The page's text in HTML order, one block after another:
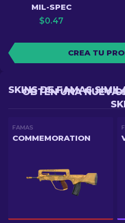
MIL-SPEC
$0.47
CREA TU
OBTÉN UNA NUEVA
SKINS DE FAMAS
FAMAS
COMMEMORATION